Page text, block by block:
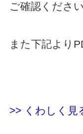
ご確認ください
また下記より
>> くわしく見